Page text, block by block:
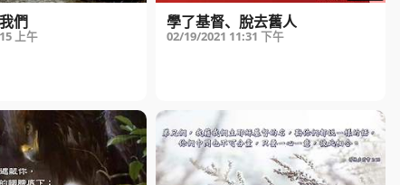
們
上午
學了基督、脫去舊人
02/19/2021 11:31 下午